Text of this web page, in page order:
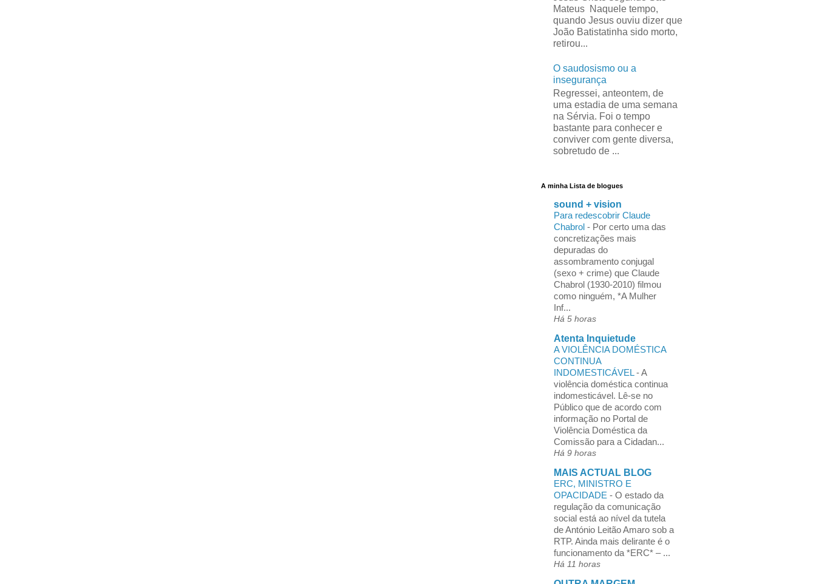
Mateus Naquele tempo,
quando Jesus ouviu dizer que
João Batistatinha sido morto,
retirou...
O saudosismo ou a
insegurança
Regressei, anteontem, de
uma estadia de uma semana
na Sérvia. Foi o tempo
bastante para conhecer e
conviver com gente diversa,
sobretudo de ...
A minha Lista de blogues
sound + vision
Para redescobrir Claude
Chabrol - Por certo uma das
concretizações mais
depuradas do
assombramento conjugal
(sexo + crime) que Claude
Chabrol (1930-2010) filmou
como ninguém, *A Mulher
Inf...
Há 5 horas
Atenta Inquietude
A VIOLÊNCIA DOMÉSTICA
CONTINUA
INDOMESTICÁVEL-A
violência doméstica continua
indomesticável. Lê-se no
Público que de acordo com
informação no Portal de
Violência Doméstica da
Comissão para a Cidadan...
Há 9 horas
MAIS ACTUAL BLOG
ERC, MINISTRO E
OPACIDADE - O estado da
regulação da comunicação
social está ao nível da tutela
de António Leitão Amaro sob a
RTP. Ainda mais delirante é o
funcionamento da *ERC* – ...
Há 11 horas